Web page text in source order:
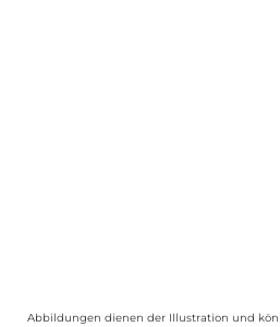
Abbildungen dienen der Illustration und